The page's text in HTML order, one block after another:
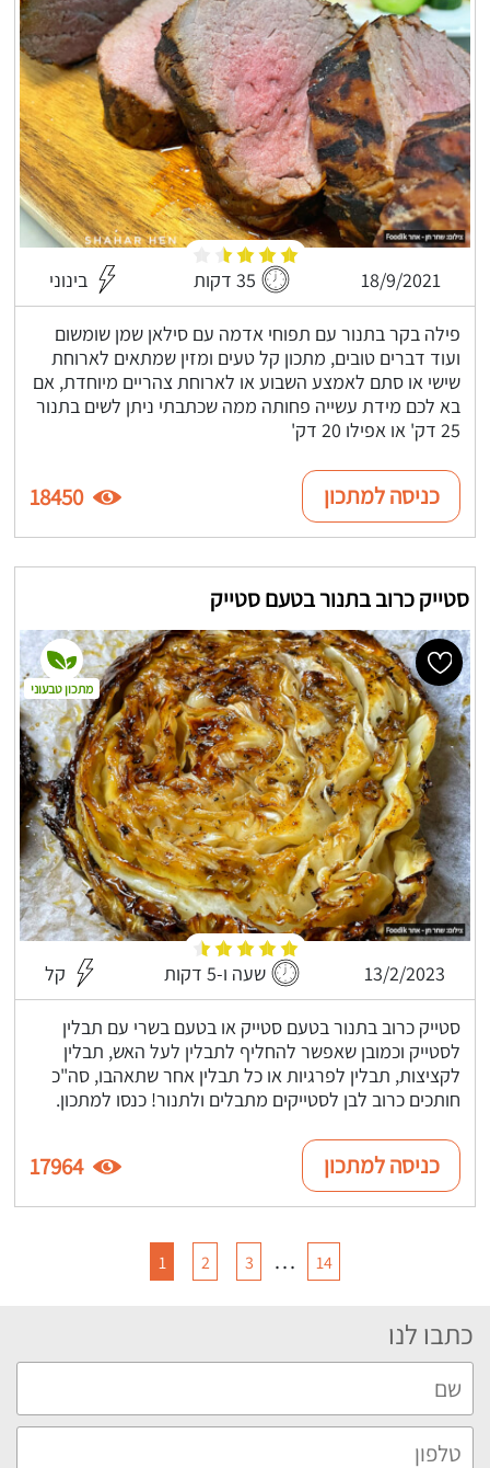
18/9/2021 35 דקות בינוני
פילה בקר בתנור עם תפוחי אדמה עם סילאן שמן שומשום
ועוד דברים טובים, מתכון קל טעים ומזין שמתאים לארוחת
שישי או סתם לאמצע השבוע או לארוחת צהריים מיוחדת, אם
בא לכם מידת עשייה פחותה ממה שכתבתי ניתן לשים בתנור
25 דק' או אפילו 20 דק'
כניסה למתכון 18450
סטייק כרוב בתנור בטעם סטייק
13/2/2023 שעה ו-5 דקות קל
סטייק כרוב בתנור בטעם סטייק או בטעם בשרי עם תבלין
לסטייק וכמובן שאפשר להחליף לתבלין לעל האש, תבלין
לקציצות, תבלין לפרגיות או כל תבלין אחר שתאהבו, סה"כ
חותכים כרוב לבן לסטייקים מתבלים ולתנור! כנסו למתכון.
מתכון טבעוני
כניסה למתכון 17964
1 2 3 … 14
כתבו לנו